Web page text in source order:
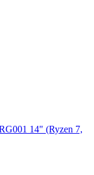
14" (Ryzen 7,